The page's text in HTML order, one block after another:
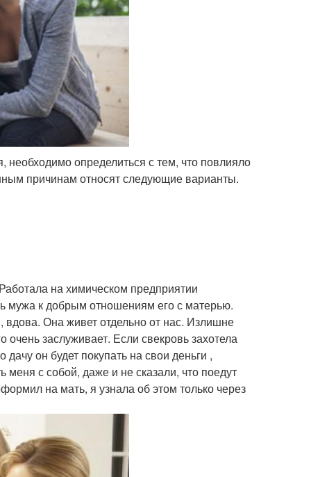
определиться с тем, что повлияло
причинам относят следующие варианты.
на химическом предприятии
мужа к добрым отношениям его с матерью.
Она живет отдельно от нас. Излишне
очень заслуживает. Если свекровь захотела
он будет покупать на свои деньги ,
меня с собой, даже и не сказали, что поедут
на мать, я узнала об этом только через